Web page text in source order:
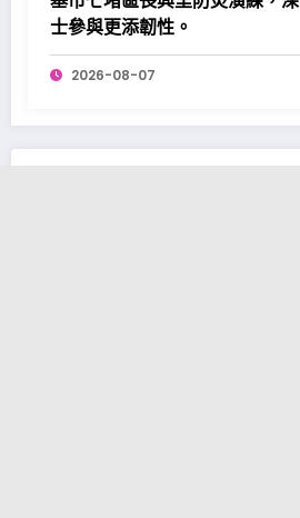
士參與更添韌性。
2026-08-07